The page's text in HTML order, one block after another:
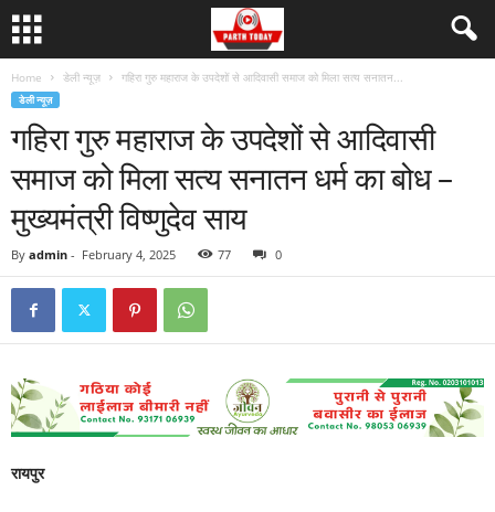
Home डेली न्यूज़ गहिरा गुरु महाराज के उपदेशों से आदिवासी समाज को मिला सत्य सनातन...
डेली न्यूज़
गहिरा गुरु महाराज के उपदेशों से आदिवासी
समाज को मिला सत्य सनातन धर्म का बोध –
मुख्यमंत्री विष्णुदेव साय
By admin - February 4, 2025 77 0
रायपुर